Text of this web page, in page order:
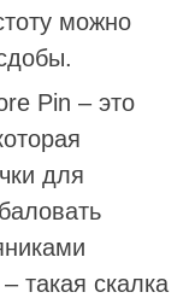
можно
Pin – это
для
такая скалка